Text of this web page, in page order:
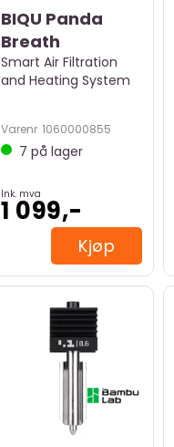
BIQU Panda
Breath
Smart Air Filtration
and Heating System
Varenr 1060000855
7 på lager
Ink. mva
1 099,-
Kjøp